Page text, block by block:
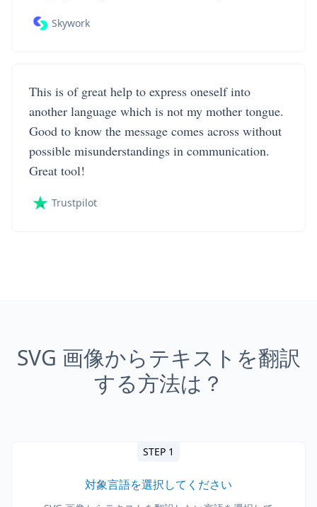
Skywork
This is of great help to express oneself into
another language which is not my mother tongue.
Good to know the message comes across without
possible misunderstandings in communication.
Great tool!
Trustpilot
SVG 画像からテキストを翻訳
する方法は？
STEP 1
対象言語を選択してください